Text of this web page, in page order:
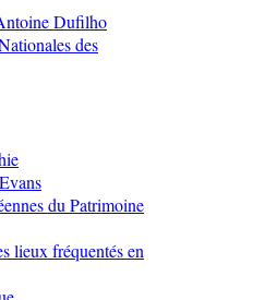
Dufilho
des
du Patrimoine
lieux fréquentés en